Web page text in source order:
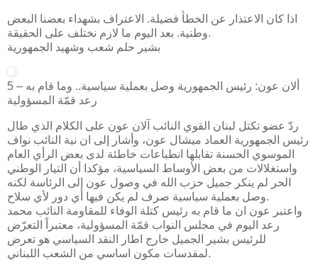
اذا كان الاعتذار عن الخطأ فضيلة. الاعتراف بشهداء بعضنا البعض
وطنية. بعد اليوم ما لازم نختلف على الحقيقة.
بشير حلم شعب وشهيد الجمهورية
5 – ألان عون: رئيس الجمهورية وصل بعملية سياسية.. وما قام به
رعد قمّة المسؤولية
ردّ عضو تكتل لبنان القوي النائب آلان عون على الكلام الذي طال
رئيس الجمهورية العماد ميشال عون، وأشار إلى ان نية النائب نواف
الموسوي الحسنة تقابلها انطباعات خاطئة لدى بعض الرأي العام
واستغلالات من بعض الأوساط السياسية، مؤكدا أن التيار الوطني
الحر لم ينكر جميل حزب الله في وصول عون إلى الرئاسة لكنه
وصل بعملية سياسية صرف لم يكن فيها أي دور لأي سلاح.
واعتبر عون ان ما قام به رئيس كتلة الوفاء للمقاومة النائب محمد
رعد اليوم في مجلس النواب قمّة المسؤولية، معتبراً التعرّض
للرئيس بشير الجميل خارج اطار النقد السياسي هو تعرض
لمقدسات مكون اساسي من الشعب اللبناني.